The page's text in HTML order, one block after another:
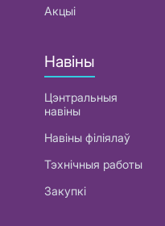
Акцыі
Навіны
Цэнтральныя
навіны
Навіны філіялаў
Тэхнічныя работы
Закупкі